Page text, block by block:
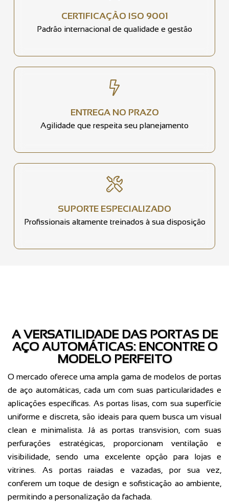
CERTIFICAÇÃO ISO 9001
Padrão internacional de qualidade e gestão
ENTREGA NO PRAZO
Agilidade que respeita seu planejamento
SUPORTE ESPECIALIZADO
Profissionais altamente treinados à sua disposição
A VERSATILIDADE DAS PORTAS DE
AÇO AUTOMÁTICAS: ENCONTRE O
MODELO PERFEITO
O mercado oferece uma ampla gama de modelos de portas
de aço automáticas, cada um com suas particularidades e
aplicações específicas. As portas lisas, com sua superfície
uniforme e discreta, são ideais para quem busca um visual
clean e minimalista. Já as portas transvision, com suas
perfurações estratégicas, proporcionam ventilação e
visibilidade, sendo uma excelente opção para lojas e
vitrines. As portas raiadas e vazadas, por sua vez,
conferem um toque de design e sofisticação ao ambiente,
permitindo a personalização da fachada.